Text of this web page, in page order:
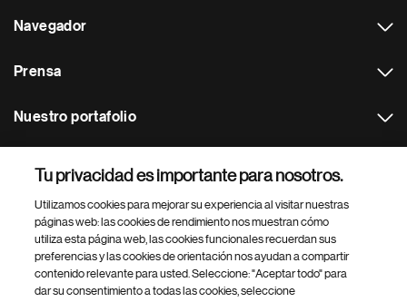
Navegador
Prensa
Nuestro portafolio
Footer Site Search
Tu privacidad es importante para nosotros.
Utilizamos cookies para mejorar su experiencia al visitar nuestras
páginas web: las cookies de rendimiento nos muestran cómo
utiliza esta página web, las cookies funcionales recuerdan sus
preferencias y las cookies de orientación nos ayudan a compartir
contenido relevante para usted. Seleccione: "Aceptar todo" para
dar su consentimiento a todas las cookies, seleccione